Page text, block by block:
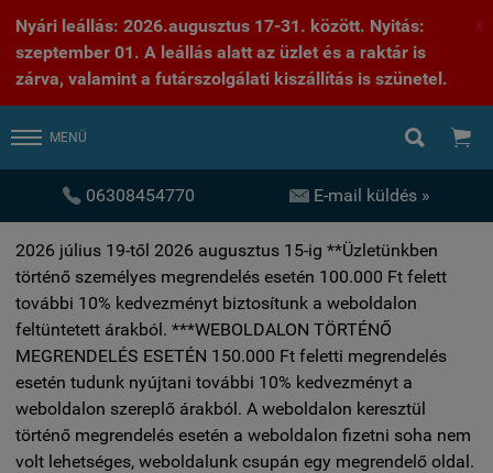
Nyári leállás: 2026.augusztus 17-31. között. Nyitás:
szeptember 01. A leállás alatt az üzlet és a raktár is
zárva, valamint a futárszolgálati kiszállítás is szünetel.
X
MENÜ  
 06308454770  E-mail küldés »
2026 július 19-től 2026 augusztus 15-ig **Üzletünkben
történő személyes megrendelés esetén 100.000 Ft felett
további 10% kedvezményt biztosítunk a weboldalon
feltüntetett árakból. ***WEBOLDALON TÖRTÉNŐ
MEGRENDELÉS ESETÉN 150.000 Ft feletti megrendelés
esetén tudunk nyújtani további 10% kedvezményt a
weboldalon szereplő árakból. A weboldalon keresztül
történő megrendelés esetén a weboldalon fizetni soha nem
volt lehetséges, weboldalunk csupán egy megrendelő oldal.